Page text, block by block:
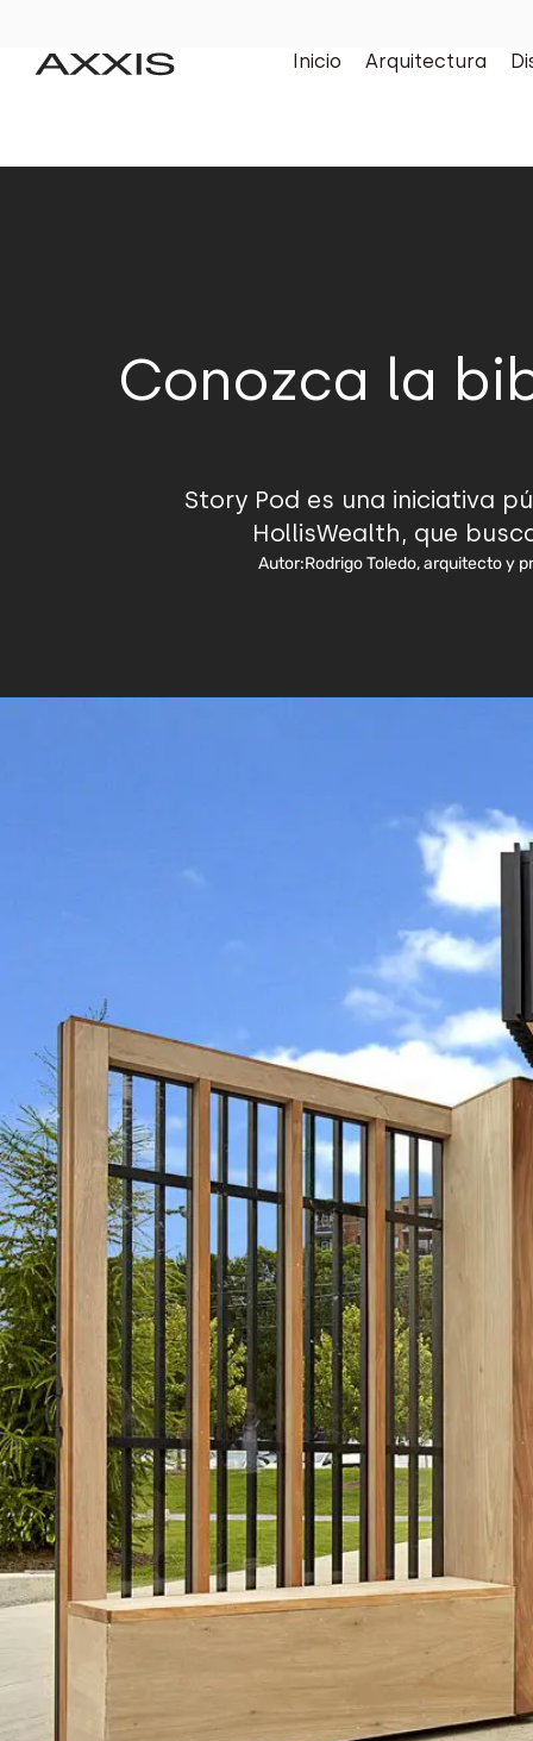
Inicio Arquitectura
Conozca la
Story Pod es una iniciativa
HollisWealth, que
Autor:Rodrigo Toledo, arquitecto y